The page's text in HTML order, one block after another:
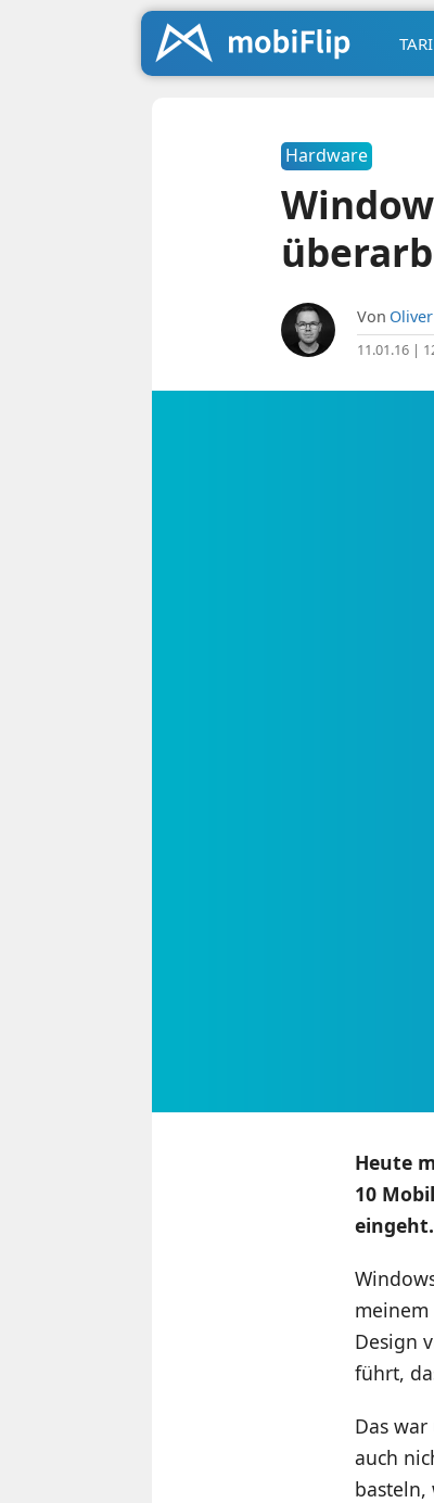
Hardware
Von
11.01.16 |
Heute
10
eingeht.
meinem
Design
führt,
Das
auch
basteln,